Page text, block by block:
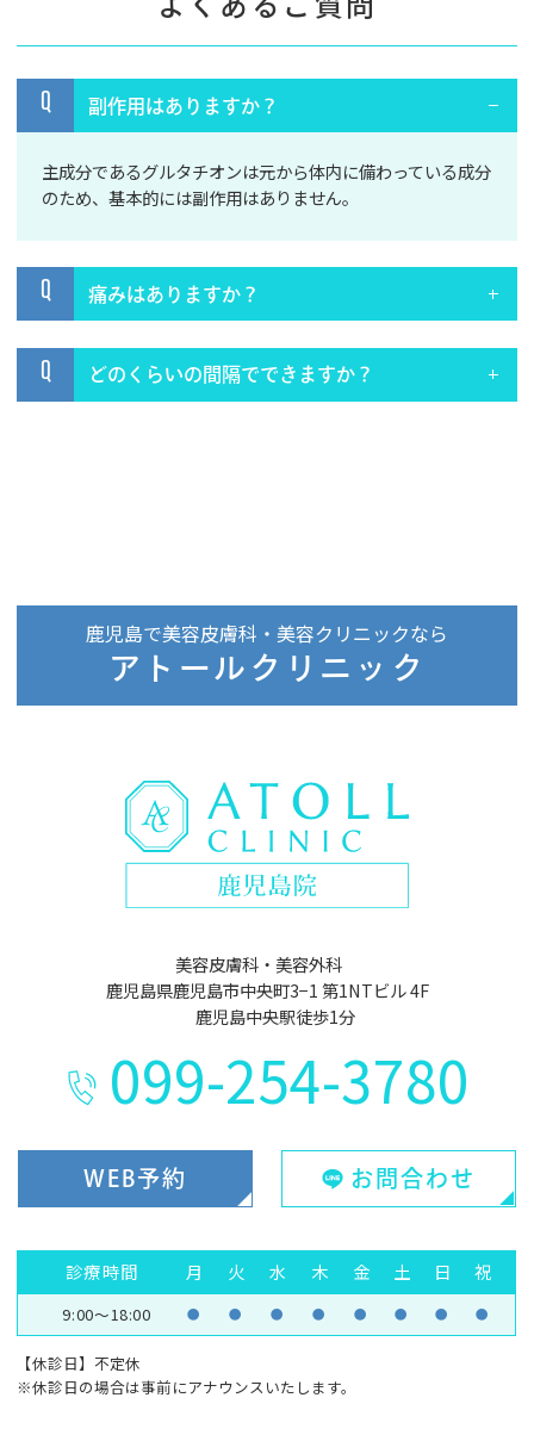
Q 副作用はありますか？
主成分であるグルタチオンは元から体内に備わっている成分
のため、基本的には副作用はありません。
Q 痛みはありますか？
Q どのくらいの間隔でできますか？
鹿児島で美容皮膚科・美容クリニックなら
アトールクリニック
美容皮膚科・美容外科
鹿児島県鹿児島市中央町3−1 第1NTビル 4F
鹿児島中央駅徒歩1分
099-254-3780
WEB予約 お問合わせ
診療時間 月 火 水 木 金 土 日 祝
9:00～18:00 ● ● ● ● ● ● ● ●
【休診日】不定休
※休診日の場合は事前にアナウンスいたします。